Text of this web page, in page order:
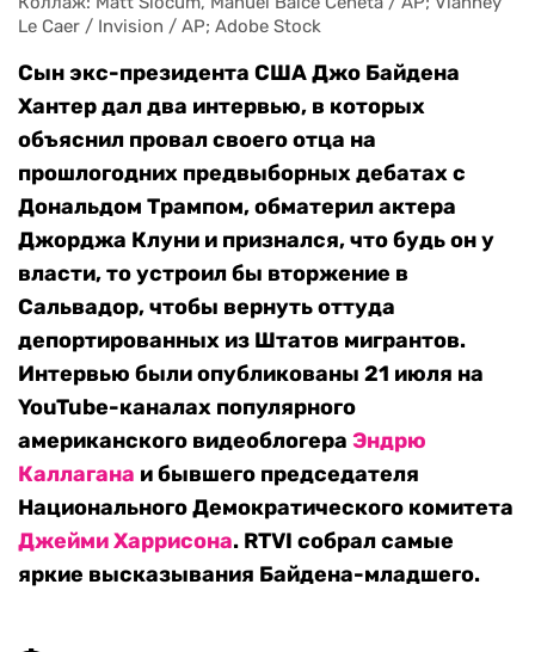
Le Caer / Invision / AP; Adobe Stock
Сын экс-президента США Джо Байдена
Хантер дал два интервью, в которых
объяснил провал своего отца на
прошлогодних предвыборных дебатах с
Дональдом Трампом, обматерил актера
Джорджа Клуни и признался, что будь он у
власти, то устроил бы вторжение в
Сальвадор, чтобы вернуть оттуда
депортированных из Штатов мигрантов.
Интервью были опубликованы 21 июля на
YouTube-каналах популярного
американского видеоблогера Эндрю
Каллагана и бывшего председателя
Национального Демократического комитета
Джейми Харрисона. RTVI собрал самые
яркие высказывания Байдена-младшего.